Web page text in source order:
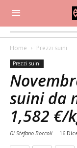
Home Prezzi suini
Prezzi suini
suini da
1,582 €/
Di Stefano Boccoli - 16